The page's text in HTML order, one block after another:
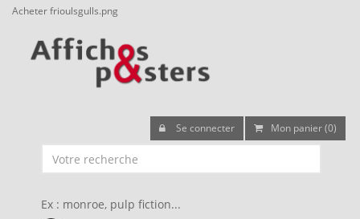
Acheter frioulsgulls.png
Se connecter Mon panier (0)
Ex : monroe, pulp fiction...